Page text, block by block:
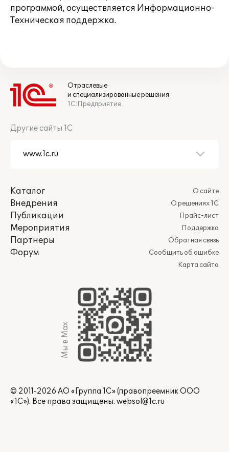
программой, осуществляется Информационно-
Техническая поддержка.
Отраслевые
и специализированные решения
1С:Предприятие
Другие сайты 1С
Каталог
Внедрения
Публикации
Мероприятия
Партнеры
Форум
О сайте
О решениях 1С
Прайс-лист
Поддержка
Обратная связь
Сообщить об ошибке
Карта сайта
Мы в Max
© 2011-2026 АО «Группа 1С» (правопреемник ООО
«1С»). Все права защищены. websol@1c.ru